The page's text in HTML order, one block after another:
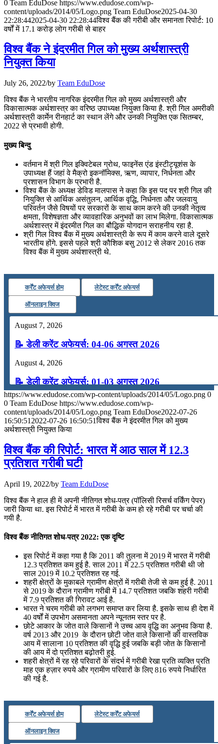
📝 डेली करेंट अफेयर्स: 28-31 जुलाई 2026
📝 डेली करेंट अफेयर्स: 25-27 जुलाई 2026
📝 डेली करेंट अफेयर्स: 22-24 जुलाई 2026
July 22, 2026
📝 डेली करेंट अफेयर्स: 19-21 जुलाई 2026
July 19, 2026
📝 डेली करेंट अफेयर्स: 16-18 जुलाई 2026
0 Team EduDose https://www.edudose.com/wp-
content/uploads/2014/05/Logo.png Team EduDose2025-04-30
22:28:442025-04-30 22:28:44विश्व बैंक की गरीबी और समानता रिपोर्ट: 10
वर्षों में 17.1 करोड़ लोग गरीबी से बाहर
विश्‍व बैंक ने इंदरमीत गिल को मुख्‍य अर्थशास्‍त्री
नियुक्‍त किया
July 26, 2022/by Team EduDose
विश्‍व बैंक ने भारतीय नागरिक इंदरमीत गिल को मुख्य अर्थशास्त्री और
विकासात्‍मक अर्थशास्त्र का वरिष्ठ उपाध्यक्ष नियुक्त किया है. श्री गिल अमरीकी
अर्थशास्त्री कार्मेन रीनहार्ट का स्‍थान लेंगे और उनकी नियुक्ति एक सितम्बर,
2022 से प्रभावी होगी.
मुख्य बिन्दु
वर्तमान में श्री गिल इक्विटेबल ग्रोथ, फाइनेंस एंड इंस्‍टीट्यूशंस के
उपाध्‍यक्ष हैं जहां वे मैक्रो इकनॉमिक्‍स, ऋण, व्‍यापार, निर्धनता और
प्रशासन विभाग के प्रभारी है.
विश्‍व बैंक के अध्‍यक्ष डेविड मालपास ने कहा कि इस पद पर श्री गिल की
नियुक्ति से आर्थिक असंतुलन, आर्थिक वृद्धि, निर्धनता और जलवायु
परिवर्तन जैसे विषयों पर सरकारों के साथ काम करने की उनकी नेतृत्‍व
क्षमता, विशेषज्ञता और व्‍यावहारिक अनुभवों का लाभ मिलेगा. विकासात्‍मक
अर्थशास्‍त्र में इंदरमीत गिल का बौद्धिक योगदान सराहनीय रहा है.
श्री गिल विश्‍व बैंक में मुख्‍य अर्थशास्‍त्री के रूप में काम करने वाले दूसरे
भारतीय होंगे. इससे पहले श्री कौशिक बसु 2012 से लेकर 2016 तक
विश्‍व बैंक में मुख्‍य अर्थशास्‍त्री थे.
कर्रेंट अफेयर्स होम लेटेस्ट कर्रेंट अफेयर्स
ऑनलाइन क्विज
August 7, 2026
📝 डेली करेंट अफेयर्स: 04-06 अगस्त 2026
August 4, 2026
📝 डेली करेंट अफेयर्स: 01-03 अगस्त 2026
July 31, 2026
📝 डेली करेंट अफेयर्स: 28-31 जुलाई 2026
📝 डेली करेंट अफेयर्स: 25-27 जुलाई 2026
📝 डेली करेंट अफेयर्स: 22-24 जुलाई 2026
July 22, 2026
📝 डेली करेंट अफेयर्स: 19-21 जुलाई 2026
July 19, 2026
📝 डेली करेंट अफेयर्स: 16-18 जुलाई 2026
https://www.edudose.com/wp-content/uploads/2014/05/Logo.png 0
0 Team EduDose https://www.edudose.com/wp-
content/uploads/2014/05/Logo.png Team EduDose2022-07-26
16:50:51 2022-07-26 16:50:51विश्‍व बैंक ने इंदरमीत गिल को मुख्‍य
अर्थशास्‍त्री नियुक्‍त किया
विश्‍व बैंक की रिपोर्ट: भारत में आठ साल में 12.3
प्रतिशत गरीबी घटी
April 19, 2022/by Team EduDose
विश्व बैंक ने हाल ही में अपनी नीतिगत शोध-पत्र (पॉलिसी रिसर्च वर्किंग पेपर)
जारी किया था. इस रिपोर्ट में भारत में गरीबी के कम हो रहे गरीबी पर चर्चा की
गयी है.
विश्‍व बैंक नीतिगत शोध-पत्र 2022: एक दृष्टि
इस रिपोर्ट में कहा गया है कि 2011 की तुलना में 2019 में भारत में गरीबी
12.3 प्रतिशत कम हुई है. साल 2011 में 22.5 प्रतिशत गरीबी थी जो
साल 2019 में 10.2 प्रतिशत रह गई.
शहरी क्षेत्रों के मुकाबले ग्रामीण क्षेत्रों में गरीबी तेजी से कम हुई है. 2011
से 2019 के दौरान ग्रामीण गरीबी में 14.7 प्रतिशत जबकि शहरी गरीबी
में 7.9 प्रतिशत की गिरावट आई है.
भारत ने चरम गरीबी को लगभग समाप्त कर लिया है. इसके साथ ही देश में
40 वर्षों में उपभोग असमानता अपने न्यूनतम स्तर पर है.
छोटे आकार के जोत वाले किसानों ने उच्च आय वृद्धि का अनुभव किया है.
वर्ष 2013 और 2019 के दौरान छोटी जोत वाले किसानों की वास्तविक
आय में सालाना 10 प्रतिशत की वृद्धि हुई जबकि बड़ी जोत के किसानों
की आय में दो प्रतिशत बढ़ोतरी हुई.
शहरी क्षेत्रों में रह रहे परिवारों के संदर्भ में गरीबी रेखा प्रति व्‍यक्ति प्रति
माह एक हज़ार रुपये और ग्रामीण परिवारों के लिए 816 रुपये निर्धारित
की गई है.
कर्रेंट अफेयर्स होम लेटेस्ट कर्रेंट अफेयर्स
ऑनलाइन क्विज